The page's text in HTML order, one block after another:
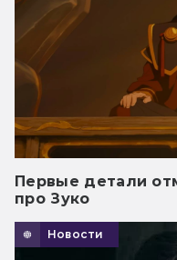
Первые детали
про Зуко
Новости